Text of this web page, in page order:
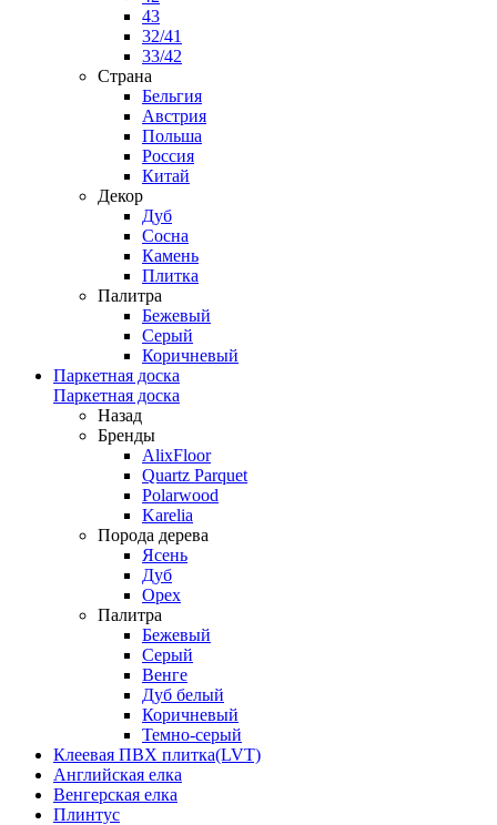
43
32/41
33/42
Страна
Бельгия
Австрия
Польша
Россия
Китай
Декор
Дуб
Сосна
Камень
Плитка
Палитра
Бежевый
Серый
Коричневый
Паркетная доска
Паркетная доска
Назад
Бренды
AlixFloor
Quartz Parquet
Polarwood
Karelia
Порода дерева
Ясень
Дуб
Орех
Палитра
Бежевый
Серый
Венге
Дуб белый
Коричневый
Темно-серый
Клеевая ПВХ плитка(LVT)
Английская елка
Венгерская елка
Плинтус